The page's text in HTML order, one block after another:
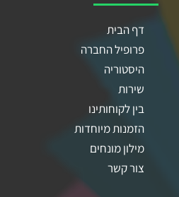
דף הבית
פרופיל החברה
היסטוריה
שירות
בין לקוחותינו
הזמנות מיוחדות
מילון מונחים
צור קשר